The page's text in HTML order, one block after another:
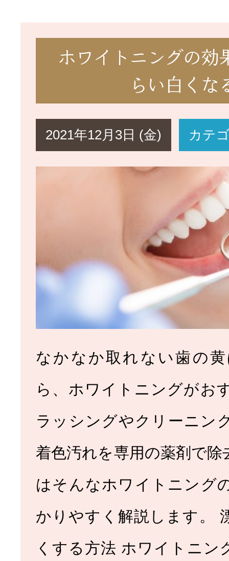
院長・スタッフ紹
Q&A・おしらせ
診療メ
むし歯治療 根管治療
治療
ホワイトニ
料金表
ホワイトニングの効
らい白くな
2021年12月3日 (金) カテ
なかなか取れない歯の
ら、ホワイトニングがお
ラッシングやクリーニン
着色汚れを専用の薬剤で除
はそんなホワイトニング
かりやすく解説します。
くする方法 ホワイトニン